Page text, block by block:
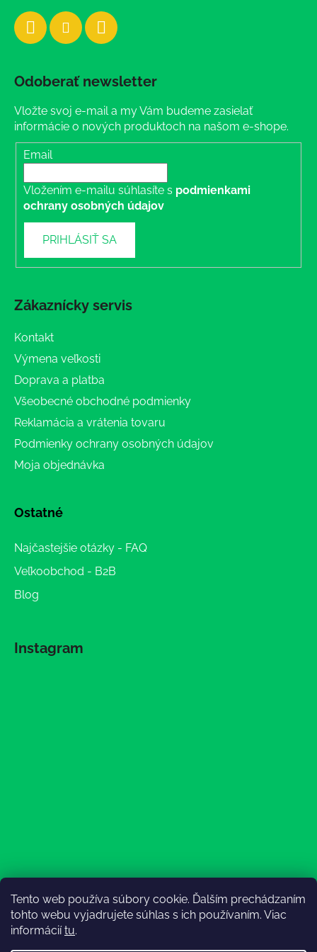
Tento web používa súbory cookie. Ďalším prechádzaním
tohto webu vyjadrujete súhlas s ich používaním. Viac
informáciítu.
Odoberať newsletter
Vložte svoj e-mail a my Vám budeme zasielať
informácie o nových produktoch na našom e-shope.
Email
Vložením e-mailu súhlasíte s podmienkami
ochrany osobných údajov
PRIHLÁSIŤ SA
Zákaznícky servis
Kontakt
Výmena veľkosti
Doprava a platba
Všeobecné obchodné podmienky
Reklamácia a vrátenia tovaru
Podmienky ochrany osobných údajov
Moja objednávka
Ostatné
Najčastejšie otázky - FAQ
Veľkoobchod - B2B
Blog
Instagram
Sledovať na Instagrame